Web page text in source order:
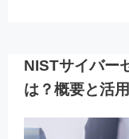
NISTサイバー
は？概要と活